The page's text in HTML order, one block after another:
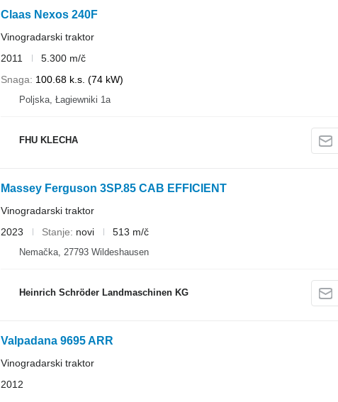
Claas Nexos 240F
Vinogradarski traktor
2011
5.300 m/č
Snaga
100.68 k.s. (74 kW)
Poljska, Łagiewniki 1a
FHU KLECHA
Massey Ferguson 3SP.85 CAB EFFICIENT
Vinogradarski traktor
2023
Stanje novi 513 m/č
Nemačka, 27793 Wildeshausen
Heinrich Schröder Landmaschinen KG
Valpadana 9695 ARR
Vinogradarski traktor
2012